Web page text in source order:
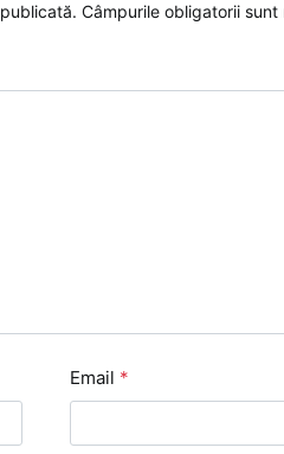
Câmpurile obligatorii sunt
Email *